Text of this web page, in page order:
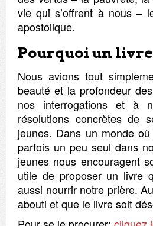
vie qui s’offrent à nous –
apostolique.
Pourquoi un livre
Nous avions tout
beauté et la profondeur
nos interrogations et à
résolutions concrètes de
jeunes. Dans un monde
parfois un peu seul dans
jeunes nous encouragent
utile de proposer un livre
aussi nourrir notre prière.
abouti et que le livre soit